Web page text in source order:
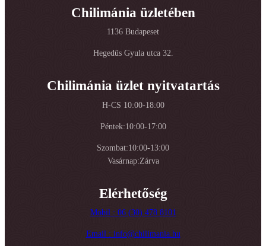
Chilimánia üzletében
1136 Budapeset
Hegedűs Gyula utca 32.
Chilimánia üzlet nyitvatartás
H-CS 10:00-18:00
Péntek:10:00-17:00
Szombat:10:00-13:00
Vasárnap:Zárva
Elérhetőség
Mobil : 06 (30) 478 8101
Email : info@chilimania.hu